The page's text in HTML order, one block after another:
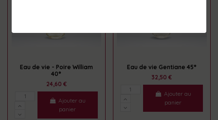
Eau de vie - Poire William
40°
24,60 €
Ajouter au
panier
Eau de vie Gentiane 45°
32,50 €
Ajouter au
panier